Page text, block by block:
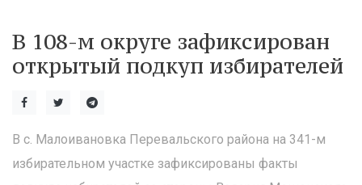
В 108-м округе зафиксирован
открытый подкуп избирателей
В с. Малоивановка Перевальского района на 341-м
избирательном участке зафиксированы факты